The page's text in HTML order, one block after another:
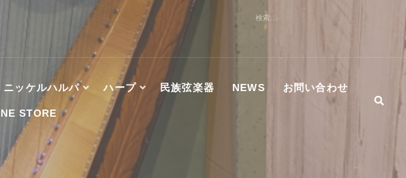
索:
売・修理 DUSTY STRINGS社及びMASTER WORKS社ハンマーダルシマー認定修理技術
DULCIMERS正規代理店
ニッケルハルパ ハープ 民族弦楽器 NEWS お問い合わせ
STORE